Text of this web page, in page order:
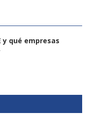
y qué empresas